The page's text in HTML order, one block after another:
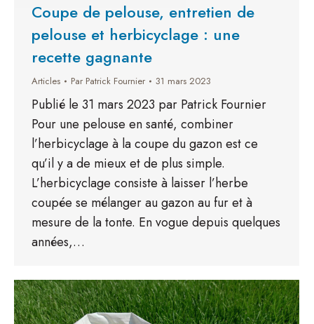
Coupe de pelouse, entretien de
pelouse et herbicyclage : une
recette gagnante
Articles Par Patrick Fournier 31 mars 2023
Publié le 31 mars 2023 par Patrick Fournier
Pour une pelouse en santé, combiner
l’herbicyclage à la coupe du gazon est ce
qu’il y a de mieux et de plus simple.
L’herbicyclage consiste à laisser l’herbe
coupée se mélanger au gazon au fur et à
mesure de la tonte. En vogue depuis quelques
années,…